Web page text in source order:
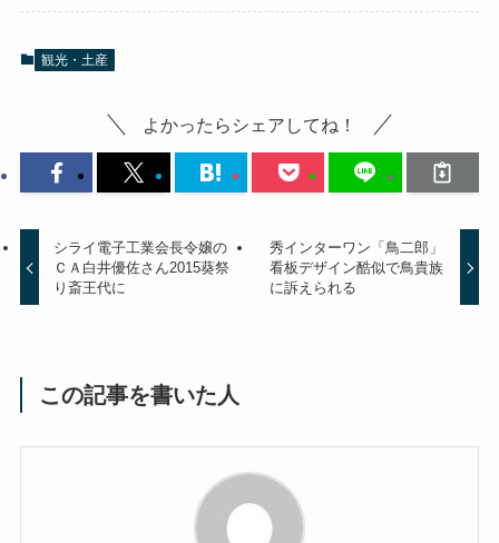
観光・土産
よかったらシェアしてね！
シライ電子工業会長令嬢の
ＣＡ白井優佐さん2015葵祭
り斎王代に
秀インターワン「鳥二郎」
看板デザイン酷似で鳥貴族
に訴えられる
この記事を書いた人